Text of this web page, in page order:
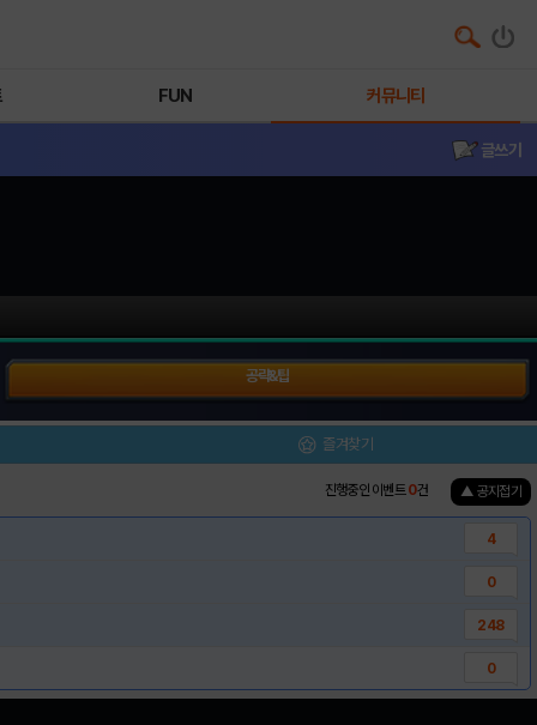
FUN 커뮤니티
글쓰기
공략&팁
즐겨찾기
진행중인 이벤트0건 ▲ 공지접기
4
0
248
0